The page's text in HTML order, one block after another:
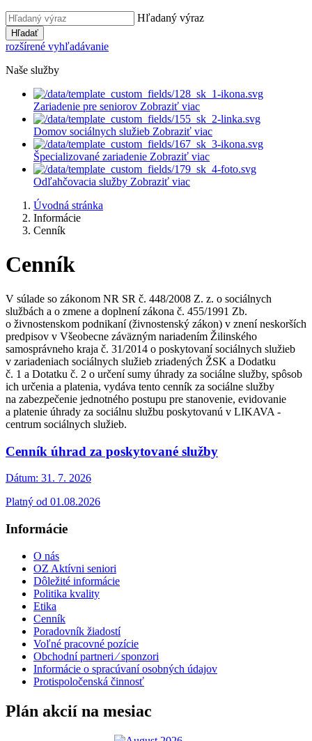
Hľadaný výraz
Hľadať
rozšírené vyhľadávanie
Naše služby
Zariadenie pre seniorov Zobraziť viac
Domov sociálnych služieb Zobraziť viac
Špecializované zariadenie Zobraziť viac
Odľahčovacia služby Zobraziť viac
Úvodná stránka
Informácie
Cenník
Cenník
V súlade so zákonom NR SR č. 448/2008 Z. z. o sociálnych
službách a o zmene a doplnení zákona č. 455/1991 Zb.
o živnostenskom podnikaní (živnostenský zákon) v znení neskorších
predpisov v Všeobecne záväzným nariadením Žilinského
samosprávneho kraja č. 31/2014 o poskytovaní sociálnych služieb
v zariadeniach sociálnych služieb zriadených ŽSK a Dodatku
č. 1 a Dotatku č. 2 o určení sumy úhrady za sociálne služby, spôsob
ich určenia a platenia, vydáva tento cenník za sociálne služby
na zabezpečenie jednotného postupu pre stanovenie, evidovanie
a platenie úhrady za sociálnu službu poskytovanú v LIKAVA -
centrum sociálnych služieb.
Cenník úhrad za poskytované služby
Dátum: 31. 7. 2026
Platný od 01.08.2026
Informácie
O nás
OZ Aktívni seniori
Dôležité informácie
Politika kvality
Etika
Cenník
Poradovník žiadostí
Voľné pracovné pozície
Obchodní partneri ⁄ sponzori
Informácie o spracúvaní osobných údajov
Protispoločenská činnosť
Plán akcií na mesiac